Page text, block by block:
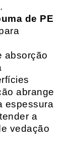
de PE
absorção
abrange
espessura
a
vedação